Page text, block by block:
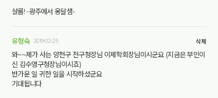
샬롬! -광주에서 옹달샘-
유형슉 2019-02-25 삭제
와~~제가 사는 양천구 전구청장님 이제학회장님이시군요 (지금은 부인이
신 김수영구청장님이시죠)
반가운 일 귀한 일을 시작하셨군요
기대됩니다